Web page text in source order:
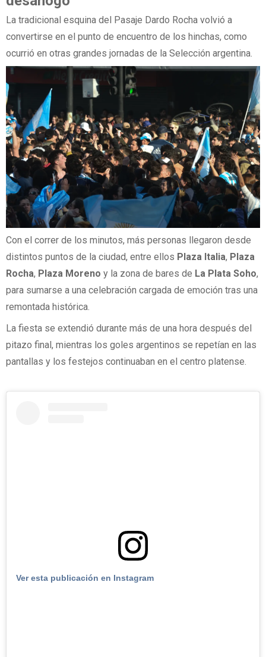
La tradicional esquina del Pasaje Dardo Rocha volvió a
convertirse en el punto de encuentro de los hinchas, como
ocurrió en otras grandes jornadas de la Selección argentina.
Con el correr de los minutos, más personas llegaron desde
distintos puntos de la ciudad, entre ellos Plaza Italia, Plaza
Rocha, Plaza Moreno y la zona de bares de La Plata Soho,
para sumarse a una celebración cargada de emoción tras una
remontada histórica.
La fiesta se extendió durante más de una hora después del
pitazo final, mientras los goles argentinos se repetían en las
pantallas y los festejos continuaban en el centro platense.
Ver esta publicación en Instagram